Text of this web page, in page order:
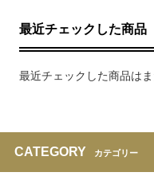
最近チェックした商品
最近チェックした商品はま
CATEGORY カテゴリー